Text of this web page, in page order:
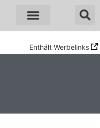
Enthält Werbelinks